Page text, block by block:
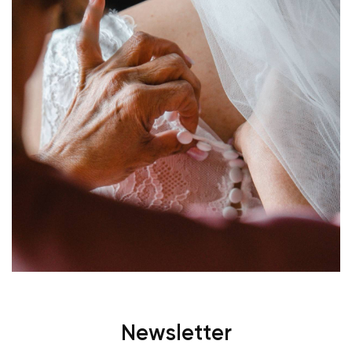
Newsletter